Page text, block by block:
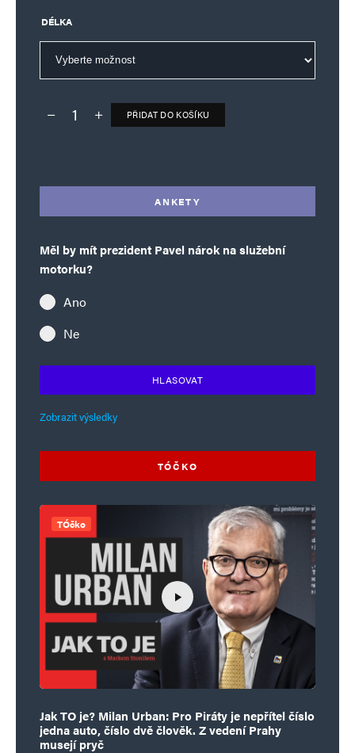
DÉLKA
Deník TO – verze bez reklam množství
PŘIDAT DO KOŠÍKU
ANKETY
Měl by mít prezident Pavel nárok na služební
motorku?
Ano
Ne
HLASOVAT
Zobrazit výsledky
TÓČKO
TÓčko
Jak TO je? Milan Urban: Pro Piráty je nepřítel číslo
jedna auto, číslo dvě člověk. Z vedení Prahy
musejí pryč